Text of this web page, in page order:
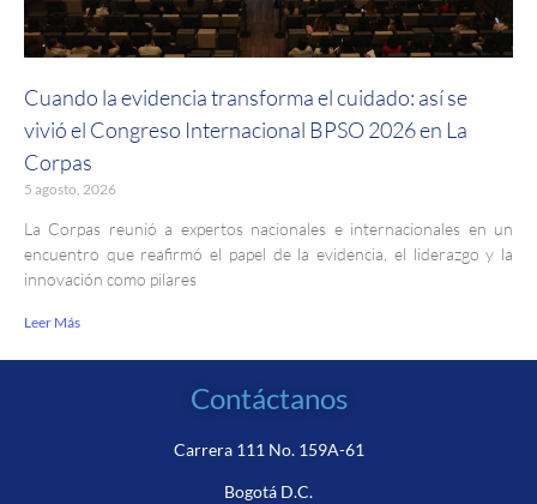
Cuando la evidencia transforma el cuidado: así se
vivió el Congreso Internacional BPSO 2026 en La
Corpas
5 agosto, 2026
La Corpas reunió a expertos nacionales e internacionales en un
encuentro que reafirmó el papel de la evidencia, el liderazgo y la
innovación como pilares
Leer Más
Contáctanos
Carrera 111 No. 159A-61
Bogotá D.C.